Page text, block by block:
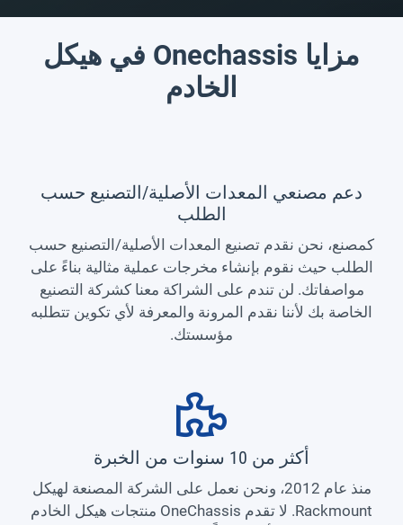
مزايا Onechassis في هيكل
الخادم
دعم مصنعي المعدات الأصلية/التصنيع حسب
الطلب
كمصنع، نحن نقدم تصنيع المعدات الأصلية/التصنيع حسب
الطلب حيث نقوم بإنشاء مخرجات عملية مثالية بناءً على
مواصفاتك. لن تندم على الشراكة معنا كشركة التصنيع
الخاصة بك لأننا نقدم المرونة والمعرفة لأي تكوين تتطلبه
مؤسستك.
أكثر من 10 سنوات من الخبرة
منذ عام 2012، ونحن نعمل على الشركة المصنعة لهيكل
Rackmount. لا تقدم OneChassis منتجات هيكل الخادم